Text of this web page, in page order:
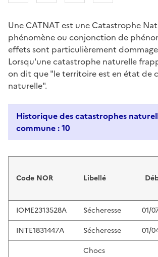
Une CATNAT est une Catastrophe
phénomène ou conjonction de
effets sont particulièrement
Lorsqu'une catastrophe naturelle
on dit que "le territoire est en état de
naturelle".
Historique des catastrophes
commune : 10
Code NOR Libellé
IOME2313528A
Sécheresse 01/
INTE1831447A
Sécheresse 01/
Chocs